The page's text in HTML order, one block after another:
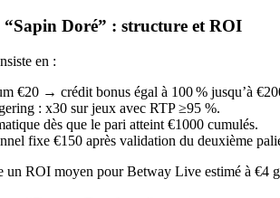
“Sapin Doré” : structure et ROI
en :
€20 → crédit bonus égal à 100 % jusqu’à
: x30 sur jeux avec RTP ≥95 %.
dès que le pari atteint €1000 cumulés.
fixe €150 après validation du deuxième
un ROI moyen pour Betway Live estimé à €4